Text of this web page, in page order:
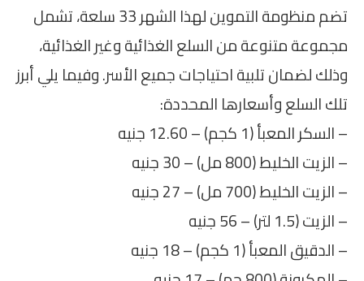
تضم منظومة التموين لهذا الشهر 33 سلعة، تشمل
مجموعة متنوعة من السلع الغذائية وغير الغذائية،
وذلك لضمان تلبية احتياجات جميع الأسر. وفيما يلي أبرز
تلك السلع وأسعارها المحددة:
– السكر المعبأ (1 كجم) – 12.60 جنيه
– الزيت الخليط (800 مل) – 30 جنيه
– الزيت الخليط (700 مل) – 27 جنيه
– الزيت (1.5 لتر) – 56 جنيه
– الدقيق المعبأ (1 كجم) – 18 جنيه